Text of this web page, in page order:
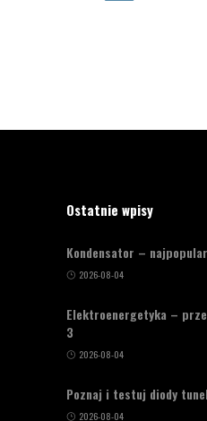
Ostatnie wpisy
Kondensator –
2026-08-04
Elektroenergetyka –
3
2026-08-04
Poznaj i testuj diody
2026-08-04